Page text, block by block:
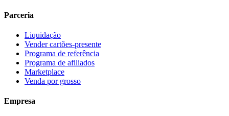
Parceria
Liquidação
Vender cartões-presente
Programa de referência
Programa de afiliados
Marketplace
Venda por grosso
Empresa